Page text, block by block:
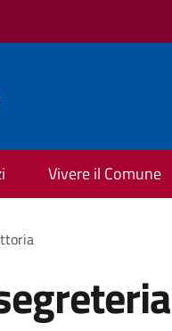
Vivere il Comune